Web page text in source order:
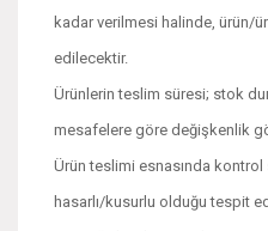
kadar verilmesi halinde, ürün/
edilecektir.
Ürünlerin teslim süresi; stok
mesafelere göre değişkenlik
Ürün teslimi esnasında kontrol
hasarlı/kusurlu olduğu tespit